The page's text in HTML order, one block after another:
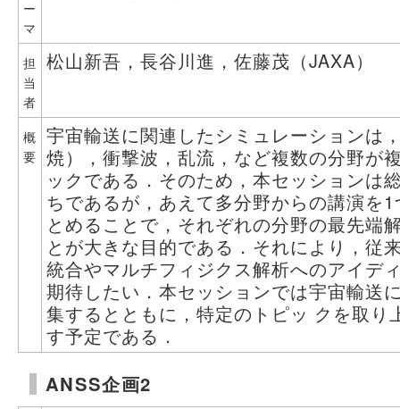
ー
マ
担
当
者
松山新吾，長谷川進，佐藤茂（JAXA）
概
要
宇宙輸送に関連したシミュレーションは
焼），衝撃波，乱流，など複数の分野が
ックである．そのため，本セッションは
ちであるが，あえて多分野からの講演を
とめることで，それぞれの分野の最先端
とが大きな目的である．それにより，従
統合やマルチフィジクス解析へのアイデ
期待したい．本セッションでは宇宙輸送
集するとともに，特定のトピッ クを取り
す予定である．
ANSS企画2